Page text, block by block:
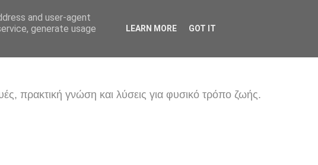
πρακτική γνώση και λύσεις για φυσικό τρόπο ζωής.
and user-agent
generate usage
LEARN MORE GOT IT